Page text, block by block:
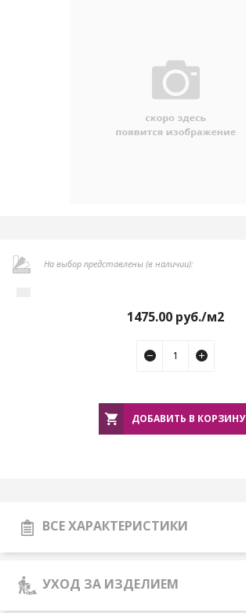
На выбор представлены (в наличии):
1475.00 руб./м2
ДОБАВИТЬ В КОРЗИНУ
ВСЕ ХАРАКТЕРИСТИКИ
УХОД ЗА ИЗДЕЛИЕМ